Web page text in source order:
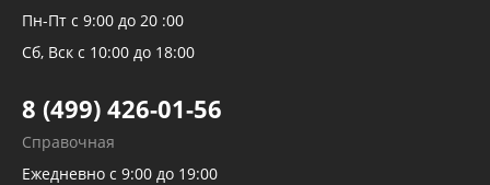
Рукавов компрессоров и турбин
Трубок кондиционеров
Развертка пайка медных стальных
алюминиевых трубок и штуцеров
Пн-Пт с 9:00 до 20 :00
Сб, Вск с 10:00 до 18:00
8 (499) 426-01-56
Справочная
Ежедневно с 9:00 до 19:00